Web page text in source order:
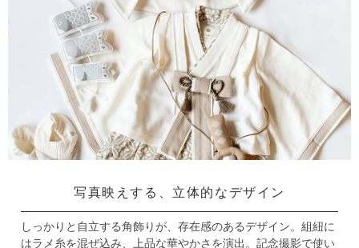
写真映えする、立体的なデザイン
しっかりと自立する角飾りが、存在感のあるデザイン。 組紐に
はラメ糸を混ぜ込み、上品な華やかさを演出。 記念撮影で使い